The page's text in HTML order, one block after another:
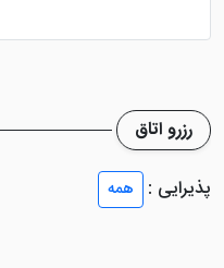
هتل گودوود پارک شهر
فضایی دلنشین در اتاق
امکانات بسیار مدرنی
صفحه تخت، امکانات
هوا، سیستم سرمایشی،
رزرو اتاق
پذیرایی :
همه